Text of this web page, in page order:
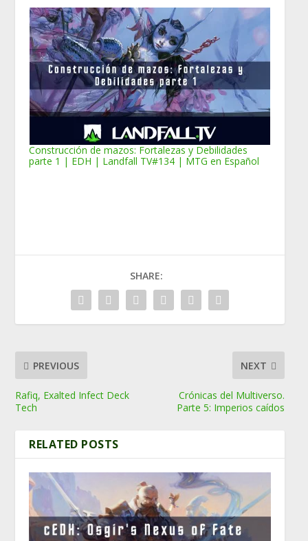
Construcción de mazos: Fortalezas y Debilidades
parte 1 | EDH | Landfall TV#134 | MTG en Español
SHARE:
PREVIOUS
Rafiq, Exalted Infect Deck
Tech
NEXT
Crónicas del Multiverso.
Parte 5: Imperios caídos
RELATED POSTS